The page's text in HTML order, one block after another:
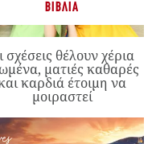
ΒΙΒΛΊΑ
σχέσεις θέλουν χέρια
ματιές καθαρές
καρδιά έτοιμη να
μοιραστεί